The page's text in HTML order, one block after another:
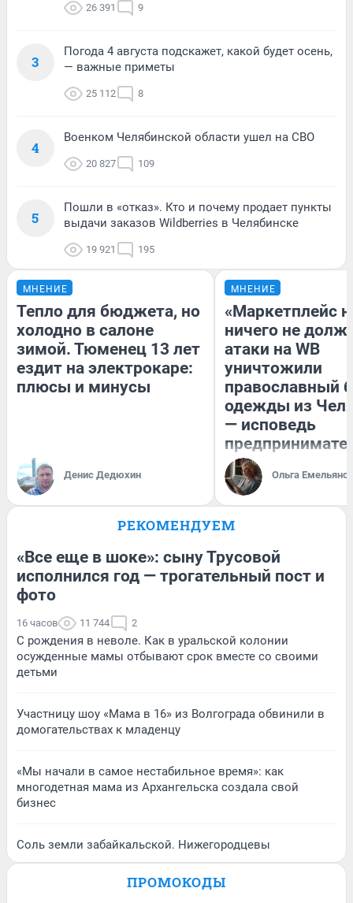
26 391 9
3
Погода 4 августа подскажет, какой будет осень,
— важные приметы
25 112 8
4
Военком Челябинской области ушел на СВО
20 827 109
5
Пошли в «отказ». Кто и почему продает пункты
выдачи заказов Wildberries в Челябинске
19 921 195
МНЕНИЕ
Тепло для бюджета, но
холодно в салоне
зимой. Тюменец 13 лет
ездит на электрокаре:
плюсы и минусы
Денис Дедюхин
МНЕНИЕ
«Маркетплейс
ничего не
атаки на WB
уничтожили
православный
одежды из
— исповедь
Ольга
РЕКОМЕНДУЕМ
«Все еще в шоке»: сыну Трусовой
исполнился год — трогательный пост и
фото
16 часов 11 744 2
С рождения в неволе. Как в уральской колонии
осужденные мамы отбывают срок вместе со своими
детьми
Участницу шоу «Мама в 16» из Волгограда обвинили в
домогательствах к младенцу
«Мы начали в самое нестабильное время»: как
многодетная мама из Архангельска создала свой
бизнес
Соль земли забайкальской. Нижегородцевы
ПРОМОКОДЫ